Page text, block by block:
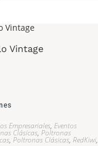
Vintage
Empresariales, Eventos
Clásicas, Poltronas
, Poltronas Clásicas, RedKiwi,